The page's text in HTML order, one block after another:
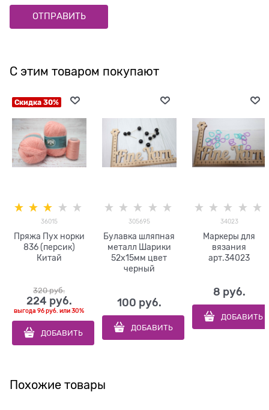
С этим товаром покупают
Скидка 30%
36015
Пряжа Пух норки
836 (персик)
Китай
320 руб.
224 руб.
выгода96 руб. или30%
ДОБАВИТЬ
305695
Булавка шляпная
металл Шарики
52х15мм цвет
черный
100 руб.
ДОБАВИТЬ
34023
Маркеры для
вязания
арт.34023
8 руб.
ДОБАВИТЬ
Похожие товары